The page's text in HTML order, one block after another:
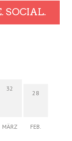
SOCIAL.
32
MÄRZ
28
FEB.